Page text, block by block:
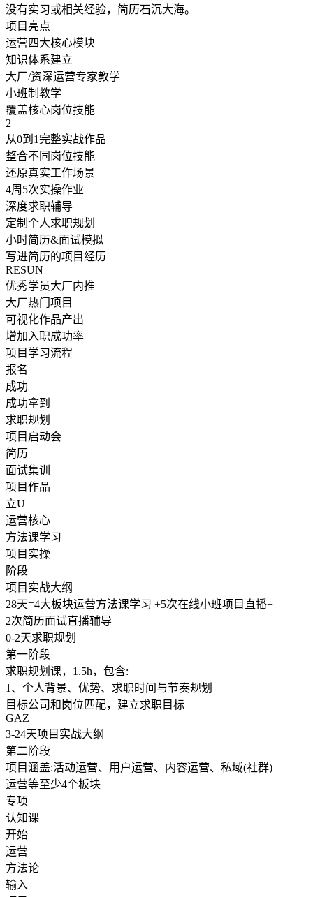
没有实习或相关经验，简历石沉大海。
项目亮点
运营四大核心模块
知识体系建立
大厂/资深运营专家教学
小班制教学
覆盖核心岗位技能
2
从0到1完整实战作品
整合不同岗位技能
还原真实工作场景
4周5次实操作业
深度求职辅导
定制个人求职规划
小时简历&面试模拟
写进简历的项目经历
RESUN
优秀学员大厂内推
大厂热门项目
可视化作品产出
增加入职成功率
项目学习流程
报名
成功
成功拿到
求职规划
项目启动会
简历
面试集训
项目作品
立U
运营核心
方法课学习
项目实操
阶段
项目实战大纲
28天=4大板块运营方法课学习 +5次在线小班项目直播+
2次简历面试直播辅导
0-2天求职规划
第一阶段
求职规划课，1.5h，包含:
1、个人背景、优势、求职时间与节奏规划
目标公司和岗位匹配，建立求职目标
GAZ
3-24天项目实战大纲
第二阶段
项目涵盖:活动运营、用户运营、内容运营、私域(社群)
运营等至少4个板块
专项
认知课
开始
运营
方法论
输入